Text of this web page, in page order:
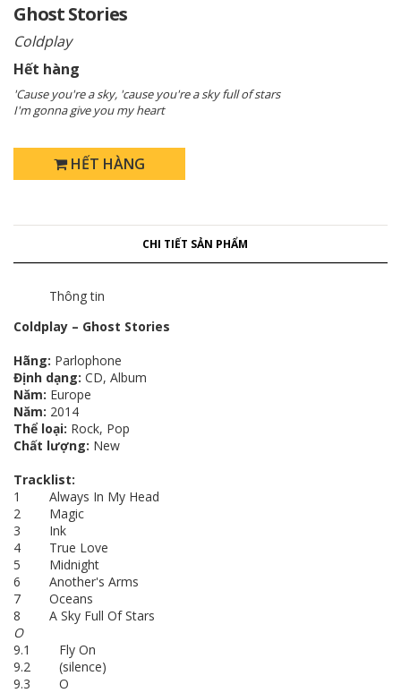
Ghost Stories
Coldplay
Hết hàng
'Cause you're a sky, 'cause you're a sky full of stars
I'm gonna give you my heart
HẾT HÀNG
CHI TIẾT SẢN PHẨM
Thông tin
Coldplay – Ghost Stories
Hãng: Parlophone
Định dạng: CD, Album
Năm: Europe
Năm: 2014
Thể loại: Rock, Pop
Chất lượng: New
Tracklist:
1 Always In My Head
2 Magic
3 Ink
4 True Love
5 Midnight
6 Another's Arms
7 Oceans
8 A Sky Full Of Stars
O
9.1 Fly On
9.2 (silence)
9.3 O